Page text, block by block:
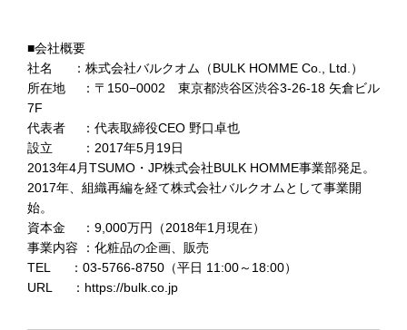
■会社概要
社名 ：株式会社バルクオム（BULK HOMME Co., Ltd.）
所在地 ：〒150−0002 東京都渋谷区渋谷3-26-18 矢倉ビル
7F
代表者 ：代表取締役CEO 野⼝卓也
設立 ：2017年5月19日
2013年4月TSUMO・JP株式会社BULK HOMME事業部発足。
2017年、組織再編を経て株式会社バルクオムとして事業開
始。
資本金 ：9,000万円（2018年1月現在）
事業内容 ：化粧品の企画、販売
TEL ：03-5766-8750（平日 11:00～18:00）
URL ： https://bulk.co.jp